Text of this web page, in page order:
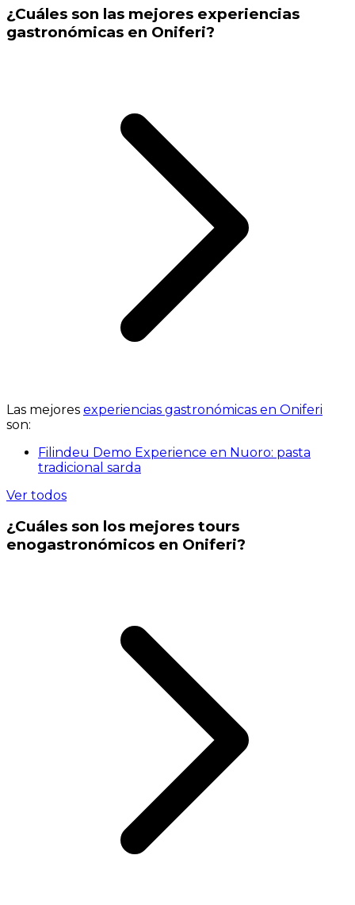
¿Cuáles son las mejores experiencias
gastronómicas en Oniferi?
Las mejores experiencias gastronómicas en Oniferi
son:
Filindeu Demo Experience en Nuoro: pasta
tradicional sarda
Ver todos
¿Cuáles son los mejores tours
enogastronómicos en Oniferi?